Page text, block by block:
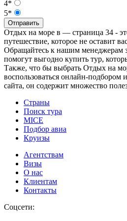
4*
5*
Отправить
Отдых на море в — страница 34 -
путешествие, которое не оставит
Обращайтесь к нашим менеджерам
помогут выгодно купить тур,
Также, что бы выбрать Отдых на
воспользоваться онлайн-подбором
сайта, он содержит множество
Страны
Поиск тура
MICE
Подбор авиа
Круизы
Агентствам
Визы
О нас
Клиентам
Контакты
Соцсети: